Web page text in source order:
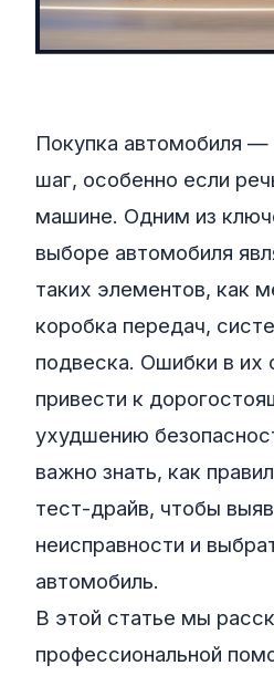
Покупка автомобиля —
шаг, особенно если
машине. Одним из
выборе автомобиля
таких элементов, как
коробка передач,
подвеска. Ошибки в их
привести к
ухудшению
важно знать, как
тест-драйв, чтобы
неисправности и
автомобиль.
В этой статье мы
профессиональной